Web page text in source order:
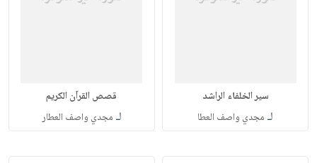
سير الخلفاء الراشد
لـ مجدي واصف العطا
قصص القرآن الكريم
لـ مجدي واصف العطار